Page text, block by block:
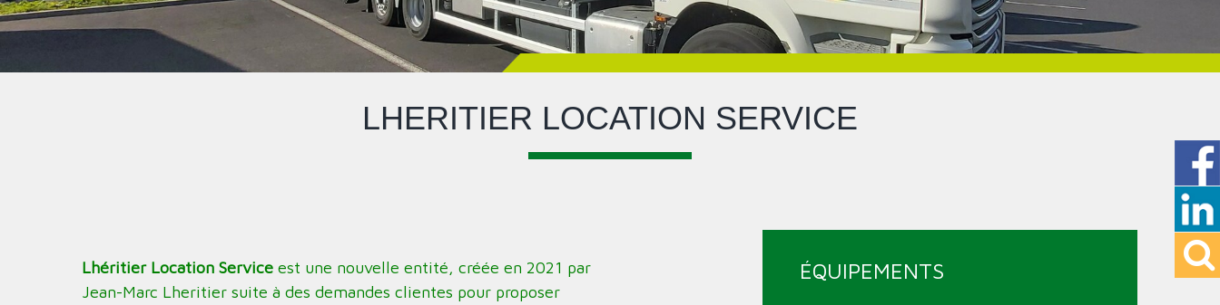
LHERITIER LOCATION SERVICE
Lhéritier Location Serviceest une nouvelle entité, créée en 2021 par
Jean-Marc Lheritier suite à des demandes clientes pour proposer
ÉQUIPEMENTS